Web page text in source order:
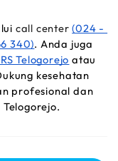
call center (024 -
340). Anda juga
Telogorejo atau
kesehatan
profesional dan